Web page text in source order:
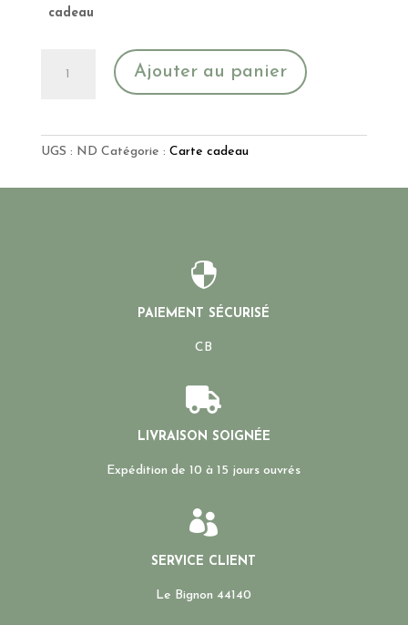
cadeau
Ajouter au panier
UGS : ND Catégorie : Carte cadeau

PAIEMENT SÉCURISÉ
CB

LIVRAISON SOIGNÉE
Expédition de 10 à 15 jours ouvrés

SERVICE CLIENT
Le Bignon 44140